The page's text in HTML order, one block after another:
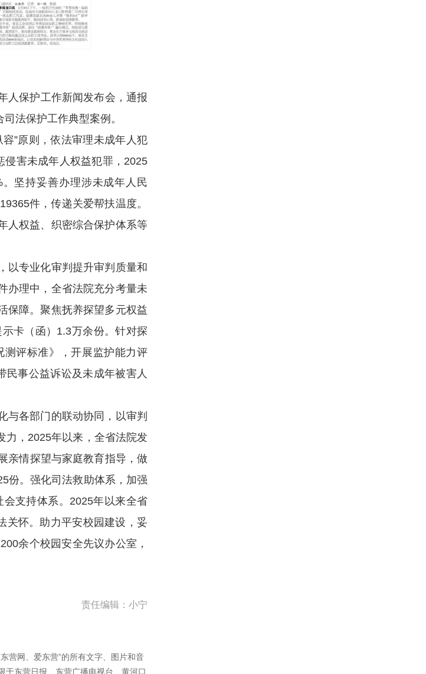
保护工作新闻发布会，通报
法保护工作典型案例。
”原则，依法审理未成年人犯
侵害未成年人权益犯罪，2025
坚持妥善办理涉未成年人民
件，传递关爱帮扶温度。
人权益、织密综合保护体系等
专业化审判提升审判质量和
办理中，全省法院充分考量未
保障。聚焦抚养探望多元权益
卡（函）1.3万余份。针对探
评标准》，开展监护能力评
民事公益诉讼及未成年被害人
各部门的联动协同，以审判
力，2025年以来，全省法院发
亲情探望与家庭教育指导，做
份。强化司法救助体系，加强
会支持体系。2025年以来全省
关怀。助力平安校园建设，妥
余个校园安全先议办公室，
责任编辑：小宁
营网、爱东营”的所有文字、图片和音
于东营日报、东营广播电视台、黄河口